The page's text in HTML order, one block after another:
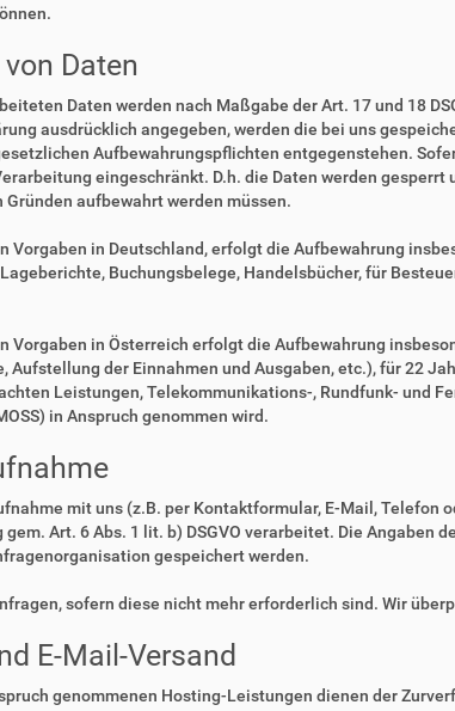
Daten
Daten werden nach Maßgabe der Art. 17 und 18
ausdrücklich angegeben, werden die bei uns
Aufbewahrungspflichten entgegenstehen.
eingeschränkt. D.h. die Daten werden
aufbewahrt werden müssen.
Vorgaben in Deutschland, erfolgt die Aufbewahrung
Buchungsbelege, Handelsbücher, für
Vorgaben in Österreich erfolgt die Aufbewahrung
Aufstellung der Einnahmen und Ausgaben, etc.), für 22
Leistungen, Telekommunikations-, Rundfunk- und
in Anspruch genommen wird.
mit uns (z.B. per Kontaktformular, E-Mail,
gem. Art. 6 Abs. 1 lit. b) DSGVO verarbeitet. Die Angaben
gespeichert werden.
sofern diese nicht mehr erforderlich sind. Wir
E-Mail-Versand
genommenen Hosting-Leistungen dienen der